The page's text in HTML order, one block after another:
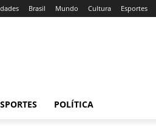
Brasil Mundo Cultura Esportes
POLÍTICA